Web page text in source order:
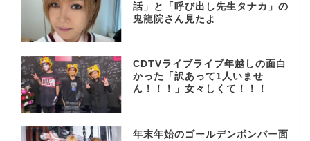
話」と「呼び出し先生タナカ」の
鬼龍院さん見たよ
CDTVライブライブ年越しの面白
かった「訳あって1人いませ
ん！！！」女々しくて！！！
年末年始のゴールデンボンバー面